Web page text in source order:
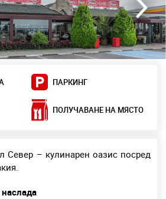
ПАРКИНГ
ПОЛУЧАВАНЕ НА МЯСТО
Север – кулинарен оазис посред